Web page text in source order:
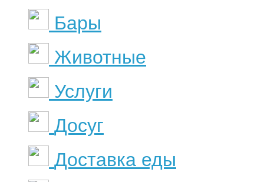
Бары
Животные
Услуги
Досуг
Доставка еды